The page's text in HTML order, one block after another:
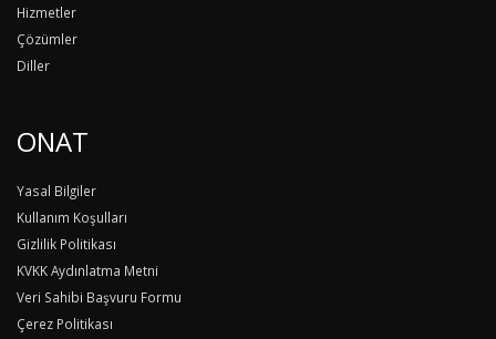
Hizmetler
Çözümler
Diller
ONAT
Yasal Bilgiler
Kullanım Koşulları
Gizlilik Politikası
KVKK Aydınlatma Metni
Veri Sahibi Başvuru Formu
Çerez Politikası